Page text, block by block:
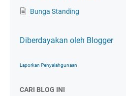
Bunga Standing
Diberdayakan oleh Blogger
Laporkan Penyalahgunaan
CARI BLOG INI